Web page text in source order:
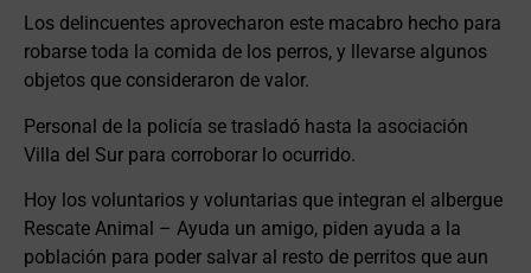
Los delincuentes aprovecharon este macabro hecho para
robarse toda la comida de los perros, y llevarse algunos
objetos que consideraron de valor.
Personal de la policía se trasladó hasta la asociación
Villa del Sur para corroborar lo ocurrido.
Hoy los voluntarios y voluntarias que integran el albergue
Rescate Animal – Ayuda un amigo, piden ayuda a la
población para poder salvar al resto de perritos que aun